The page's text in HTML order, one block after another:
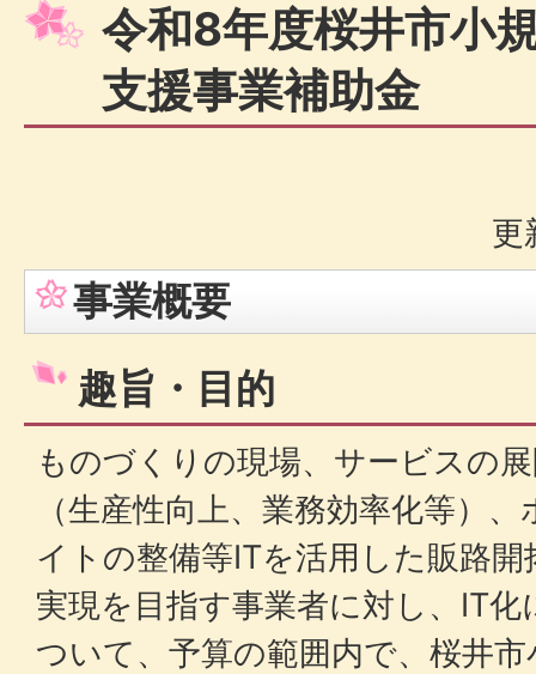
令和8年度桜井市小
支援事業補助金
更
事業概要
趣旨・目的
ものづくりの現場、サービスの
（生産性向上、業務効率化等）
イトの整備等ITを活用した販路
実現を目指す事業者に対し、IT
ついて、予算の範囲内で、桜井